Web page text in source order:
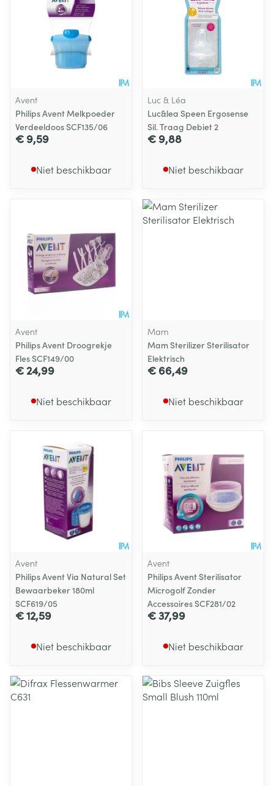
Avent
Philips Avent Melkpoeder
Verdeeldoos SCF135/06
€ 9,59
Niet beschikbaar
Luc & Léa
Luc&lea Speen Ergosense
Sil. Traag Debiet 2
€ 9,88
Niet beschikbaar
Avent
Philips Avent Droogrekje
Fles SCF149/00
€ 24,99
Niet beschikbaar
Mam
Mam Sterilizer Sterilisator
Elektrisch
€ 66,49
Niet beschikbaar
Avent
Philips Avent Via Natural Set
Bewaarbeker 180ml
SCF619/05
€ 12,59
Niet beschikbaar
Avent
Philips Avent Sterilisator
Microgolf Zonder
Accessoires SCF281/02
€ 37,99
Niet beschikbaar